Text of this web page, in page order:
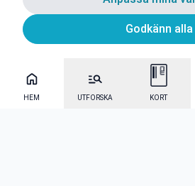
HEM UTFORSKA KORT
Godkänn alla